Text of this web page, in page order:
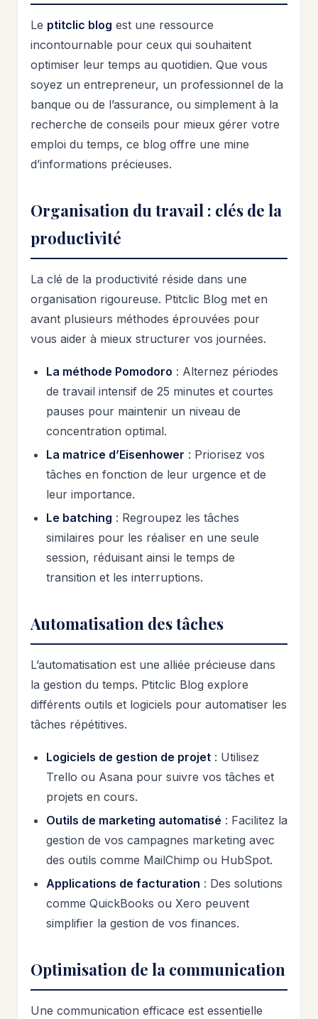
Le ptitclic blog est une ressource
incontournable pour ceux qui souhaitent
optimiser leur temps au quotidien. Que vous
soyez un entrepreneur, un professionnel de la
banque ou de l’assurance, ou simplement à la
recherche de conseils pour mieux gérer votre
emploi du temps, ce blog offre une mine
d’informations précieuses.
Organisation du travail : clés de la
productivité
La clé de la productivité réside dans une
organisation rigoureuse. Ptitclic Blog met en
avant plusieurs méthodes éprouvées pour
vous aider à mieux structurer vos journées.
La méthode Pomodoro : Alternez périodes
de travail intensif de 25 minutes et courtes
pauses pour maintenir un niveau de
concentration optimal.
La matrice d’Eisenhower : Priorisez vos
tâches en fonction de leur urgence et de
leur importance.
Le batching : Regroupez les tâches
similaires pour les réaliser en une seule
session, réduisant ainsi le temps de
transition et les interruptions.
Automatisation des tâches
L’automatisation est une alliée précieuse dans
la gestion du temps. Ptitclic Blog explore
différents outils et logiciels pour automatiser les
tâches répétitives.
Logiciels de gestion de projet : Utilisez
Trello ou Asana pour suivre vos tâches et
projets en cours.
Outils de marketing automatisé : Facilitez la
gestion de vos campagnes marketing avec
des outils comme MailChimp ou HubSpot.
Applications de facturation : Des solutions
comme QuickBooks ou Xero peuvent
simplifier la gestion de vos finances.
Optimisation de la communication
Une communication efficace est essentielle